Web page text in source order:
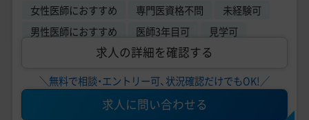
美容医療辞典
医師採用ご担当者様・その他問い合わせ
女性医師におすすめ 専門医資格不問
未経験可
男性医師におすすめ
医師3年目可 見学可
求人の詳細を確認する
＼無料で相談・エントリー可、状況確認だけでもOK!／
求人に問い合わせる